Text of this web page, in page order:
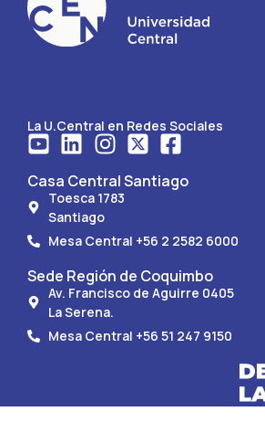
La U.Central en Redes Sociales
Casa Central Santiago
Toesca 1783
Santiago
Mesa Central +56 2 2582 6000
Sede Región de Coquimbo
Av. Francisco de Aguirre 0405
La Serena.
Mesa Central +56 51 247 9150